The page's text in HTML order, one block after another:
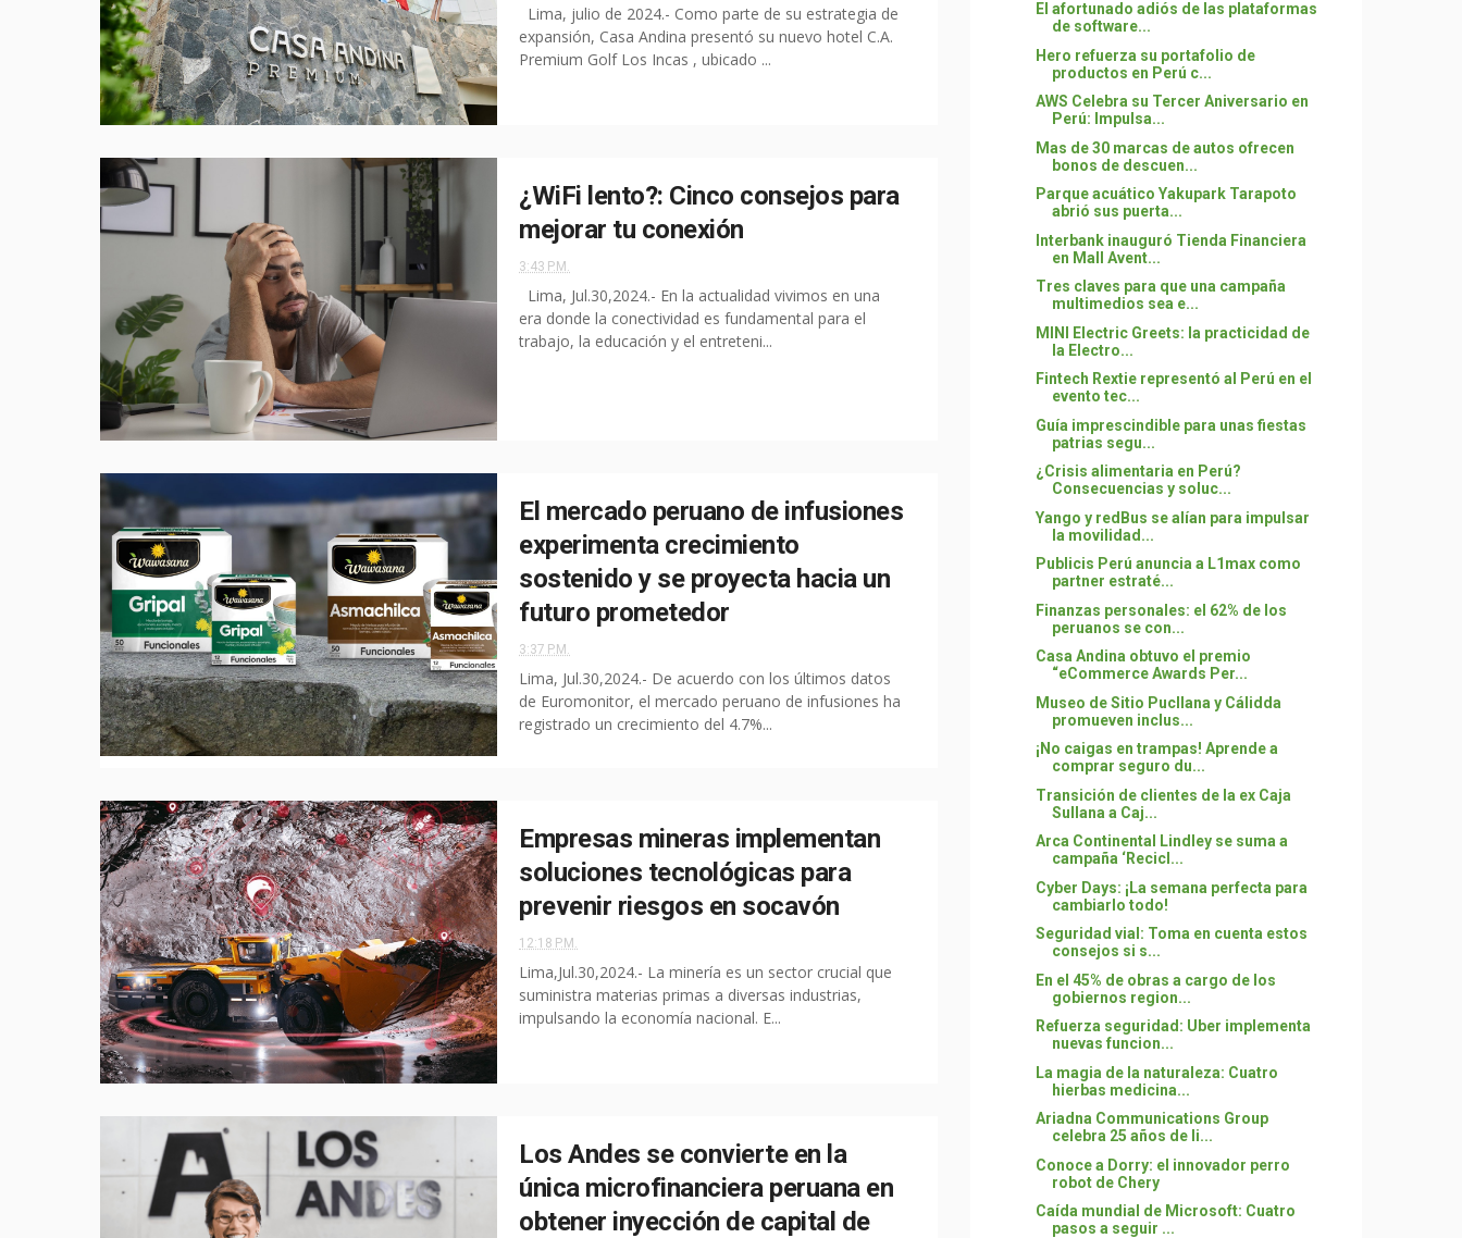
Lima, julio de 2024.- Como parte de su estrategia de
expansión, Casa Andina presentó su nuevo hotel C.A.
Premium Golf Los Incas , ubicado ...
¿WiFi lento?: Cinco consejos para
mejorar tu conexión
3:43 P.M.
Lima, Jul.30,2024.- En la actualidad vivimos en una
era donde la conectividad es fundamental para el
trabajo, la educación y el entreteni...
El mercado peruano de infusiones
experimenta crecimiento
sostenido y se proyecta hacia un
futuro prometedor
3:37 P.M.
Lima, Jul.30,2024.- De acuerdo con los últimos datos
de Euromonitor, el mercado peruano de infusiones ha
registrado un crecimiento del 4.7%...
Empresas mineras implementan
soluciones tecnológicas para
prevenir riesgos en socavón
12:18 P.M.
Lima,Jul.30,2024.- La minería es un sector crucial que
suministra materias primas a diversas industrias,
impulsando la economía nacional. E...
Los Andes se convierte en la
única microfinanciera peruana en
obtener inyección de capital de
El afortunado adiós de las plataformas
de software...
Hero refuerza su portafolio de
productos en Perú c...
AWS Celebra su Tercer Aniversario en
Perú: Impulsa...
Mas de 30 marcas de autos ofrecen
bonos de descuen...
Parque acuático Yakupark Tarapoto
abrió sus puerta...
Interbank inauguró Tienda Financiera
en Mall Avent...
Tres claves para que una campaña
multimedios sea e...
MINI Electric Greets: la practicidad de
la Electro...
Fintech Rextie representó al Perú en el
evento tec...
Guía imprescindible para unas fiestas
patrias segu...
¿Crisis alimentaria en Perú?
Consecuencias y soluc...
Yango y redBus se alían para impulsar
la movilidad...
Publicis Perú anuncia a L1max como
partner estraté...
Finanzas personales: el 62% de los
peruanos se con...
Casa Andina obtuvo el premio
“eCommerce Awards Per...
Museo de Sitio Pucllana y Cálidda
promueven inclus...
¡No caigas en trampas! Aprende a
comprar seguro du...
Transición de clientes de la ex Caja
Sullana a Caj...
Arca Continental Lindley se suma a
campaña ‘Recicl...
Cyber Days: ¡La semana perfecta para
cambiarlo todo!
Seguridad vial: Toma en cuenta estos
consejos si s...
En el 45% de obras a cargo de los
gobiernos region...
Refuerza seguridad: Uber implementa
nuevas funcion...
La magia de la naturaleza: Cuatro
hierbas medicina...
Ariadna Communications Group
celebra 25 años de li...
Conoce a Dorry: el innovador perro
robot de Chery
Caída mundial de Microsoft: Cuatro
pasos a seguir ...